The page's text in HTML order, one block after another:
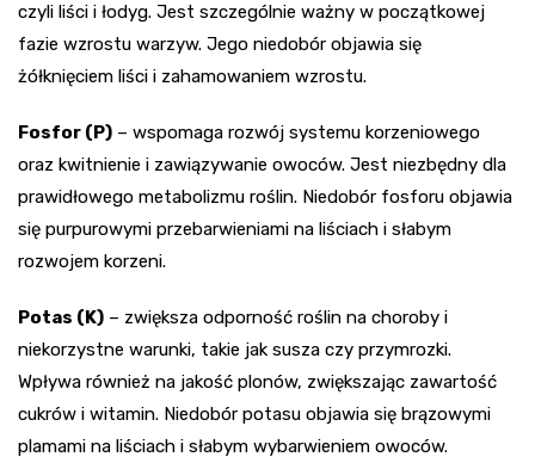
czyli liści i łodyg. Jest szczególnie ważny w początkowej
fazie wzrostu warzyw. Jego niedobór objawia się
żółknięciem liści i zahamowaniem wzrostu.
Fosfor (P) – wspomaga rozwój systemu korzeniowego
oraz kwitnienie i zawiązywanie owoców. Jest niezbędny dla
prawidłowego metabolizmu roślin. Niedobór fosforu objawia
się purpurowymi przebarwieniami na liściach i słabym
rozwojem korzeni.
Potas (K) – zwiększa odporność roślin na choroby i
niekorzystne warunki, takie jak susza czy przymrozki.
Wpływa również na jakość plonów, zwiększając zawartość
cukrów i witamin. Niedobór potasu objawia się brązowymi
plamami na liściach i słabym wybarwieniem owoców.